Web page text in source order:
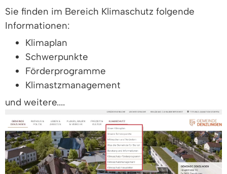
Sie finden im Bereich Klimaschutz folgende
Informationen:
Klimaplan
Schwerpunkte
Förderprogramme
Klimastzmanagement
und weitere....